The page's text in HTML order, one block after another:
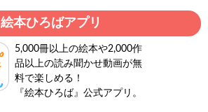
絵本ひろばアプリ
5,000冊以上の絵本や2,000作
品以上の読み聞かせ動画が無
料で楽しめる！
『絵本ひろば』公式アプリ。